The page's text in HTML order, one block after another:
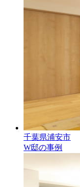
千葉県浦安市
W邸の事例